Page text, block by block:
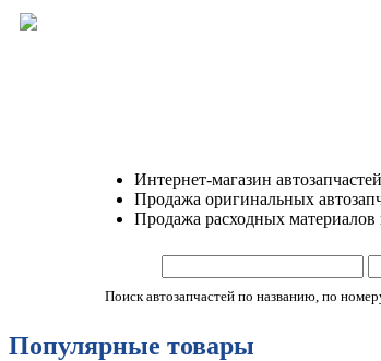
Интернет-магазин
Продажа оригинальных
Продажа расходных
Поиск автозапчастей по названию, по
Популярные товары